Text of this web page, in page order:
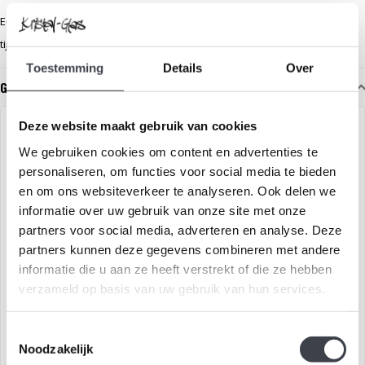
Toestemming Details Over
Deze website maakt gebruik van cookies
We gebruiken cookies om content en advertenties te
personaliseren, om functies voor social media te bieden
en om ons websiteverkeer te analyseren. Ook delen we
informatie over uw gebruik van onze site met onze
partners voor social media, adverteren en analyse. Deze
partners kunnen deze gegevens combineren met andere
informatie die u aan ze heeft verstrekt of die ze hebben
verzameld op basis van uw gebruik van hun services.
Noodzakelijk
Een stijlvolle blikvanger voor een dressoir, sidetable of vensterbank—
tijdloos, warm en met een serene uitstraling.
Gerelateerde glaskunst
Danseres van zuiver kristal
geïnspireerd op een
Kristallen Bloem – Robijn
bloem in robijnrood, verrijkt